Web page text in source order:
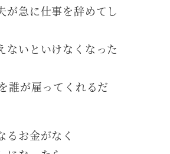
急に仕事を辞めてし
ないといけなくなった
誰が雇ってくれるだ
お金がなく